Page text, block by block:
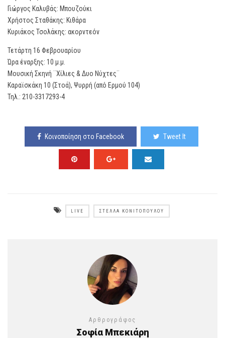
Γιώργος Καλυβάς: Μπουζούκι
Χρήστος Σταθάκης: Κιθάρα
Κυριάκος Τσολάκης: ακορντεόν
Τετάρτη 16 Φεβρουαρίου
Ώρα έναρξης: 10 μ.μ.
Μουσική Σκηνή ¨Χίλιες & Δυο Νύχτες¨
Καραϊσκάκη 10 (Στοά), Ψυρρή (από Ερμού 104)
Τηλ.: 210-3317293-4
Κοινοποίηση στο Facebook Tweet It
LIVE ΣΤΈΛΛΑ ΚΟΝΙΤΟΠΟΎΛΟΥ
Αρθρογράφος
Σοφία Μπεκιάρη